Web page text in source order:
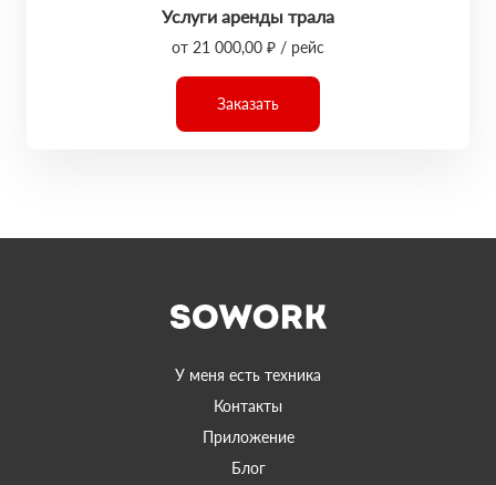
Услуги аренды трала
от 21 000,00 ₽ / рейс
Заказать
У меня есть техника
Контакты
Приложение
Блог